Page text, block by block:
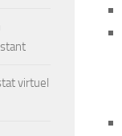
virtuel